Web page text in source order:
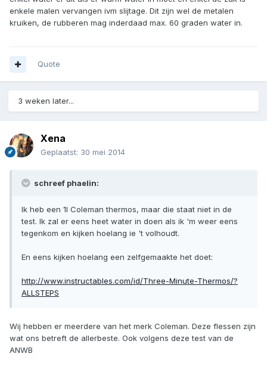
enkele malen vervangen ivm slijtage. Dit zijn wel de metalen
kruiken, de rubberen mag inderdaad max. 60 graden water in.
Quote
3 weken later...
Xena
Geplaatst: 30 mei 2014
schreef phaelin:
Ik heb een 1l Coleman thermos, maar die staat niet in de
test. Ik zal er eens heet water in doen als ik 'm weer eens
tegenkom en kijken hoelang ie 't volhoudt.
En eens kijken hoelang een zelfgemaakte het doet:
http://www.instructables.com/id/Three-Minute-Thermos/?
ALLSTEPS
Wij hebben er meerdere van het merk Coleman. Deze flessen zijn
wat ons betreft de allerbeste. Ook volgens deze test van de
ANWB